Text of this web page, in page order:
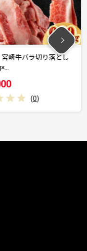
落とし
宮崎県産